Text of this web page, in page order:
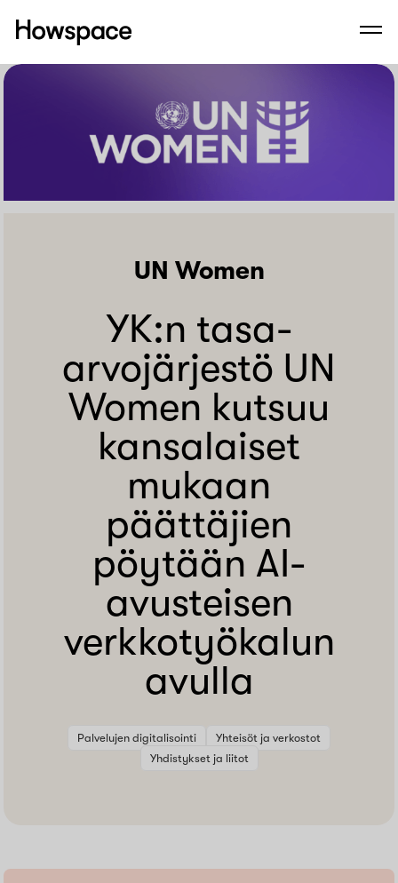
Siirry
Howspace
UN Women
YK:n tasa-
arvojärjestö UN
Women kutsuu
kansalaiset
mukaan
päättäjien
pöytään AI-
avusteisen
verkkotyökalun
avulla
Palvelujen digitalisointi
Yhteisöt ja verkostot
Yhdistykset ja liitot